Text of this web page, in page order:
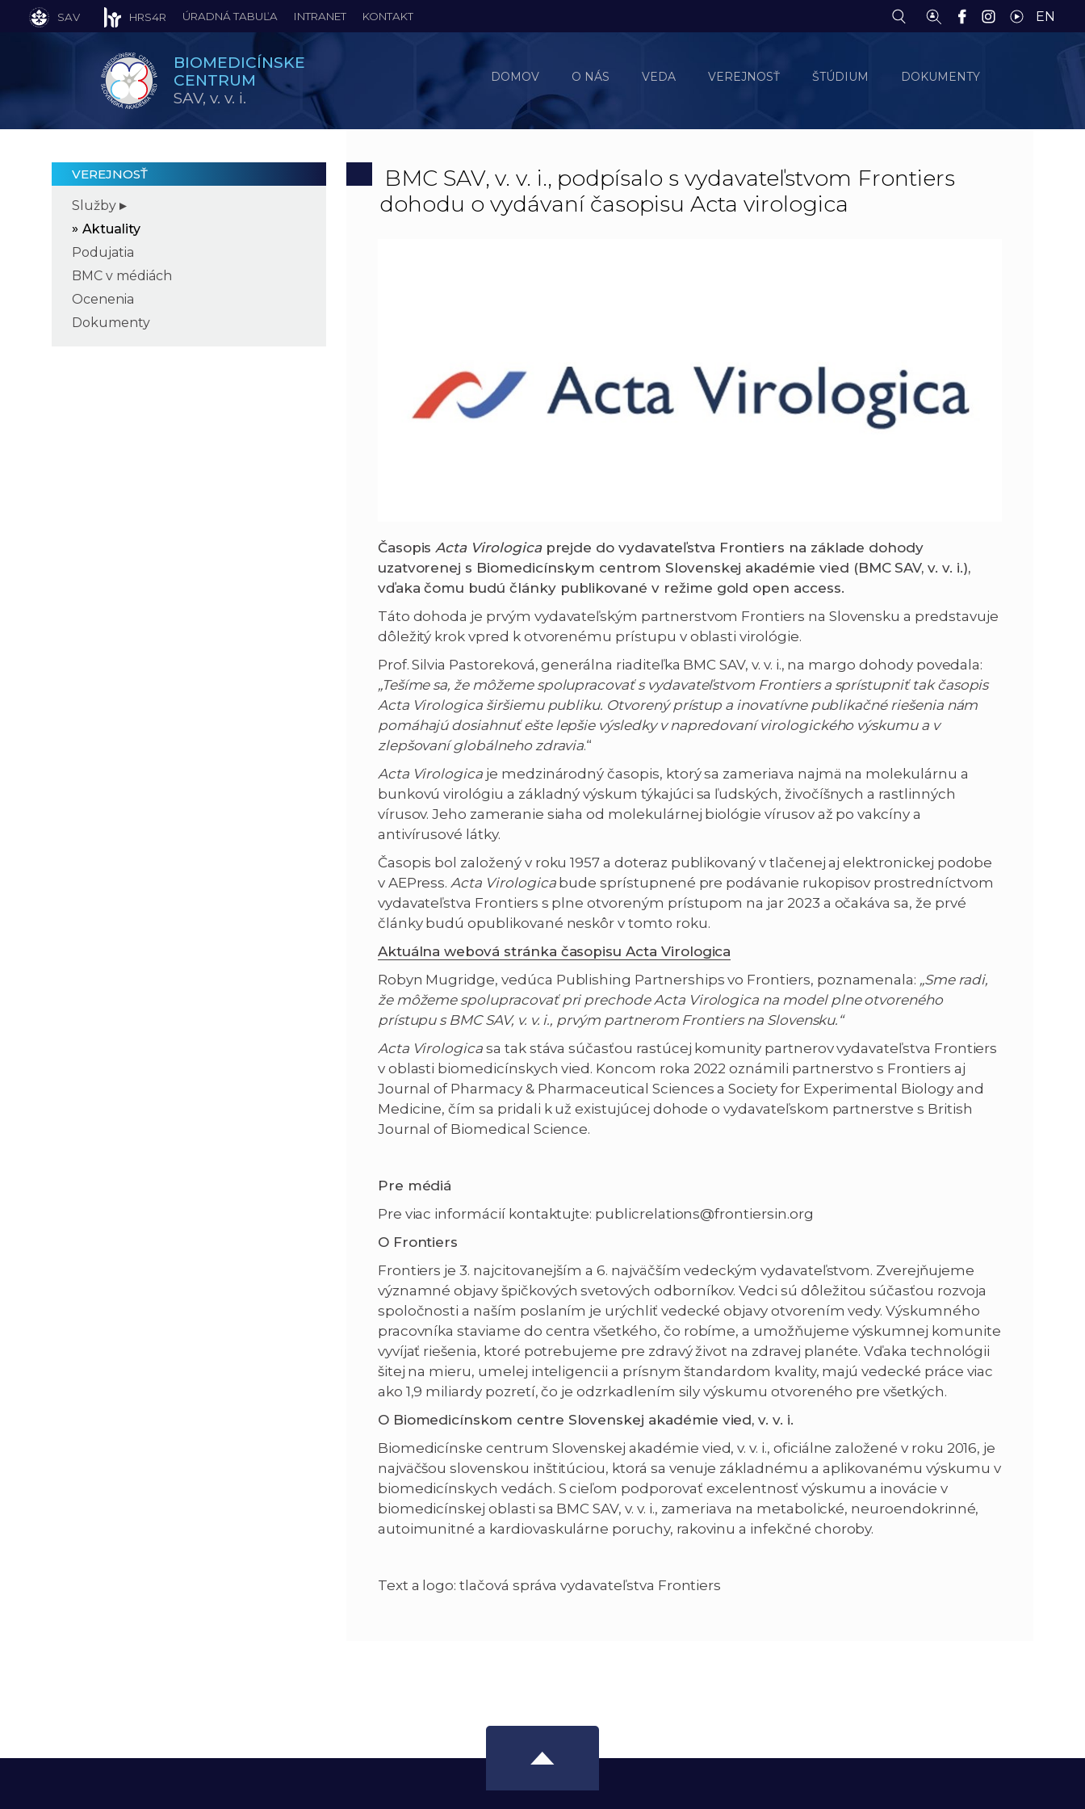
BIOMEDICÍNSKE
CENTRUM
SAV, v. v. i.
DOMOV O NÁS VEDA VEREJNOSŤ ŠTÚDIUM DOKUMENTY
SAV HRS4R ÚRADNÁ TABUĽA INTRANET KONTAKT EN
VEREJNOSŤ
Služby
Aktuality
Podujatia
BMC v médiách
Ocenenia
Dokumenty
BMC SAV, v. v. i., podpísalo s vydavateľstvom Frontiers
dohodu o vydávaní časopisu Acta virologica
ČasopisActa Virologicaprejde do vydavateľstva Frontiers na základe dohody
uzatvorenej s Biomedicínskym centrom Slovenskej akadémie vied (BMC SAV, v. v. i.),
vďaka čomu budú články publikované v režime gold open access.
Táto dohoda je prvým vydavateľským partnerstvom Frontiers na Slovensku a predstavuje
dôležitý krok vpred k otvorenému prístupu v oblasti virológie.
Prof. Silvia Pastoreková, generálna riaditeľka BMC SAV, v. v. i., na margo dohody povedala:
„Tešíme sa, že môžeme spolupracovať s vydavateľstvom Frontiers a sprístupniť tak časopis
Acta Virologica širšiemu publiku. Otvorený prístup a inovatívne publikačné riešenia nám
pomáhajú dosiahnuť ešte lepšie výsledky v napredovaní virologického výskumu a v
zlepšovaní globálneho zdravia.“
Acta Virologica je medzinárodný časopis, ktorý sa zameriava najmä na molekulárnu a
bunkovú virológiu a základný výskum týkajúci sa ľudských, živočíšnych a rastlinných
vírusov. Jeho zameranie siaha od molekulárnej biológie vírusov až po vakcíny a
antivírusové látky.
Časopis bol založený v roku 1957 a doteraz publikovaný v tlačenej aj elektronickej podobe
v AEPress.Acta Virologicabude sprístupnené pre podávanie rukopisov prostredníctvom
vydavateľstva Frontiers s plne otvoreným prístupom na jar 2023 a očakáva sa, že prvé
články budú opublikované neskôr v tomto roku.
Aktuálna webová stránka časopisu Acta Virologica
Robyn Mugridge, vedúca Publishing Partnerships vo Frontiers, poznamenala: „Sme radi,
že môžeme spolupracovať pri prechode Acta Virologica na model plne otvoreného
prístupu s BMC SAV, v. v. i., prvým partnerom Frontiers na Slovensku.“
Acta Virologica sa tak stáva súčasťou rastúcej komunity partnerov vydavateľstva Frontiers
v oblasti biomedicínskych vied. Koncom roka 2022 oznámili partnerstvo s Frontiers aj
Journal of Pharmacy & Pharmaceutical Sciences a Society for Experimental Biology and
Medicine, čím sa pridali k už existujúcej dohode o vydavateľskom partnerstve s British
Journal of Biomedical Science.
Pre médiá
Pre viac informácií kontaktujte: publicrelations@frontiersin.org
O Frontiers
Frontiers je 3. najcitovanejším a 6. najväčším vedeckým vydavateľstvom. Zverejňujeme
významné objavy špičkových svetových odborníkov. Vedci sú dôležitou súčasťou rozvoja
spoločnosti a naším poslaním je urýchliť vedecké objavy otvorením vedy. Výskumného
pracovníka staviame do centra všetkého, čo robíme, a umožňujeme výskumnej komunite
vyvíjať riešenia, ktoré potrebujeme pre zdravý život na zdravej planéte. Vďaka technológii
šitej na mieru, umelej inteligencii a prísnym štandardom kvality, majú vedecké práce viac
ako 1,9 miliardy pozretí, čo je odzrkadlením sily výskumu otvoreného pre všetkých.
O Biomedicínskom centre Slovenskej akadémie vied, v. v. i.
Biomedicínske centrum Slovenskej akadémie vied, v. v. i., oficiálne založené v roku 2016, je
najväčšou slovenskou inštitúciou, ktorá sa venuje základnému a aplikovanému výskumu v
biomedicínskych vedách. S cieľom podporovať excelentnosť výskumu a inovácie v
biomedicínskej oblasti sa BMC SAV, v. v. i., zameriava na metabolické, neuroendokrinné,
autoimunitné a kardiovaskulárne poruchy, rakovinu a infekčné choroby.
Text a logo: tlačová správa vydavateľstva Frontiers